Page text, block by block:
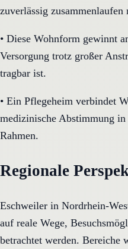
zuverlässig zusammenlaufen
• Diese Wohnform gewinnt
Versorgung trotz großer
tragbar ist.
• Ein Pflegeheim verbindet
medizinische Abstimmung
Rahmen.
Regionale
Eschweiler in Nordrhein-
auf reale Wege,
betrachtet werden. Bereiche